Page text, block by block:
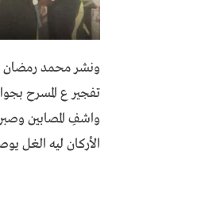
ونشر محمد رمضان
واشفِ المصابين
الأركان ليه الغل